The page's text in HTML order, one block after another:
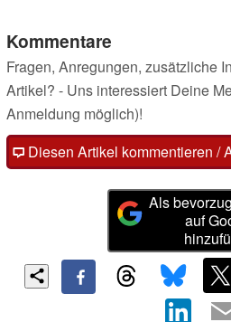
Kommentare
Fragen, Anregungen, zusätzliche
Artikel? - Uns interessiert Deine
Anmeldung möglich)!
Diesen Artikel kommentieren /
Als
auf